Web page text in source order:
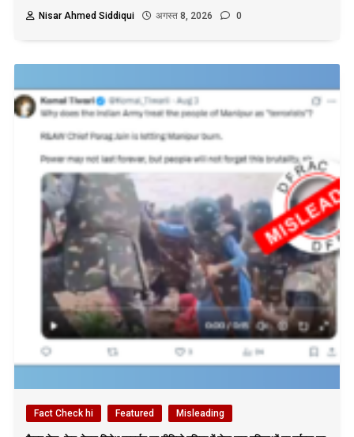
Nisar Ahmed Siddiqui
अगस्त 8, 2026 0
Fact Check hi Featured Misleading